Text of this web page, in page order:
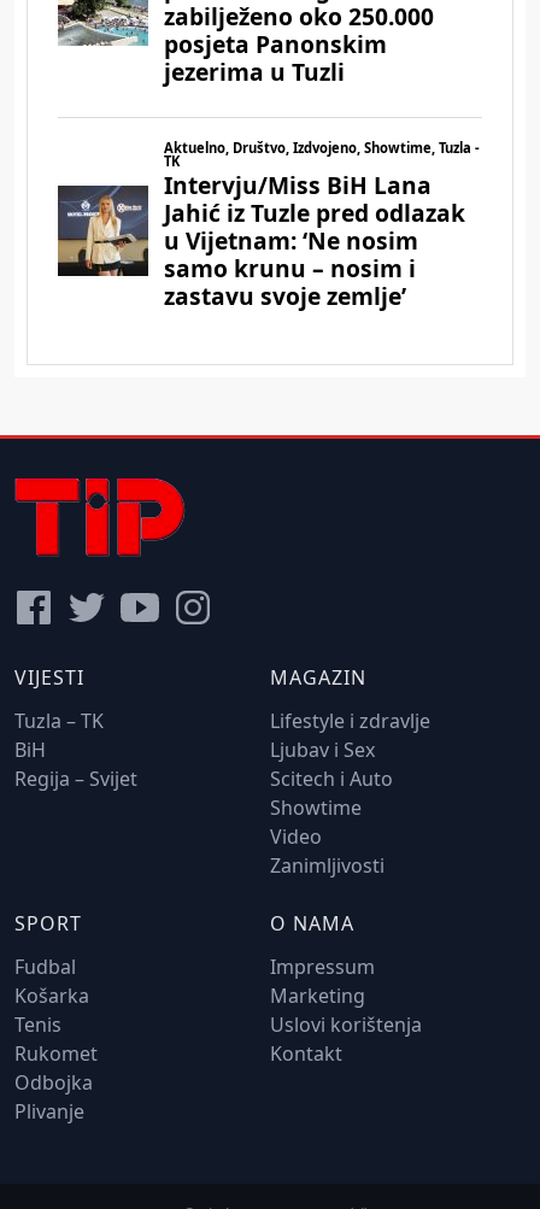
VIJESTI
Tuzla – TK
BiH
Regija – Svijet
MAGAZIN
Lifestyle i zdravlje
Ljubav i Sex
Scitech i Auto
Showtime
Video
Zanimljivosti
SPORT
Fudbal
Košarka
Tenis
Rukomet
Odbojka
Plivanje
O NAMA
Impressum
Marketing
Uslovi korištenja
Kontakt